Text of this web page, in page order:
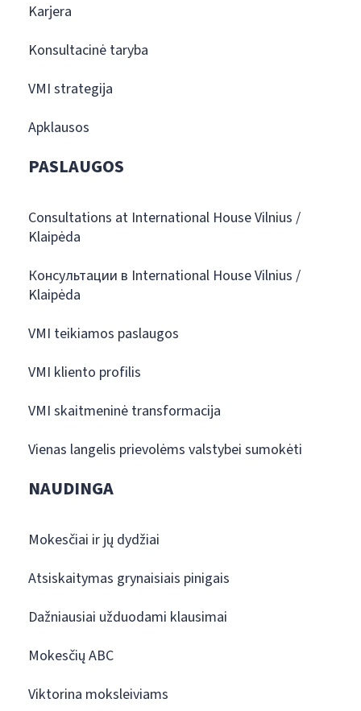
Karjera
Konsultacinė taryba
VMI strategija
Apklausos
PASLAUGOS
Consultations at International House Vilnius /
Klaipėda
Консультации в International House Vilnius /
Klaipėda
VMI teikiamos paslaugos
VMI kliento profilis
VMI skaitmeninė transformacija
Vienas langelis prievolėms valstybei sumokėti
NAUDINGA
Mokesčiai ir jų dydžiai
Atsiskaitymas grynaisiais pinigais
Dažniausiai užduodami klausimai
Mokesčių ABC
Viktorina moksleiviams